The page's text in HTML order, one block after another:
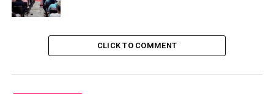
RELATED TOPICS:
ATURAN SAMPAH GORONTALO 2026
DENDA PEMBUANG SAMPAH SEMBARANGAN
HUKUM SAMPAH SEMBARANGAN GORONTALO
CLICK TO COMMENT